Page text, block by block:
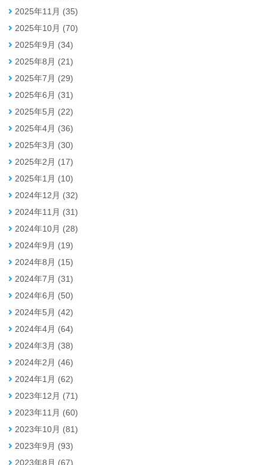
2025年11月 (35)
2025年10月 (70)
2025年9月 (34)
2025年8月 (21)
2025年7月 (29)
2025年6月 (31)
2025年5月 (22)
2025年4月 (36)
2025年3月 (30)
2025年2月 (17)
2025年1月 (10)
2024年12月 (32)
2024年11月 (31)
2024年10月 (28)
2024年9月 (19)
2024年8月 (15)
2024年7月 (31)
2024年6月 (50)
2024年5月 (42)
2024年4月 (64)
2024年3月 (38)
2024年2月 (46)
2024年1月 (62)
2023年12月 (71)
2023年11月 (60)
2023年10月 (81)
2023年9月 (93)
2023年8月 (67)